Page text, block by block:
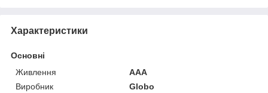
Характеристики
Основні
Живлення
AAA
Виробник
Globo